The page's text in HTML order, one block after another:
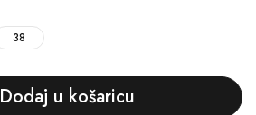
38
Dodaj u košaricu